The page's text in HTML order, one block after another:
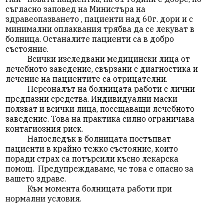
съгласно заповед на Министъра на
здравеопазването , пациенти над 60г. дори и с
минимални оплаквания трябва да се лекуват в
болница. Останалите пациенти са в добро
състояние.
Всички изследвани медицински лица от
лечебното заведение, свързани с диагностика и
лечение на пациентите са отрицателни.
Персоналът на болницата работи с лични
предпазни средства. Индивидуални маски
ползват и всички лица, посещаващи лечебното
заведение. Това на практика силно ограничава
контагиозния риск.
Напоследък в болницата постъпват
пациенти в крайно тежко състояние, които
поради страх са потърсили късно лекарска
помощ. Предупреждаваме, че това е опасно за
вашето здраве.
Към момента болницата работи при
нормални условия.